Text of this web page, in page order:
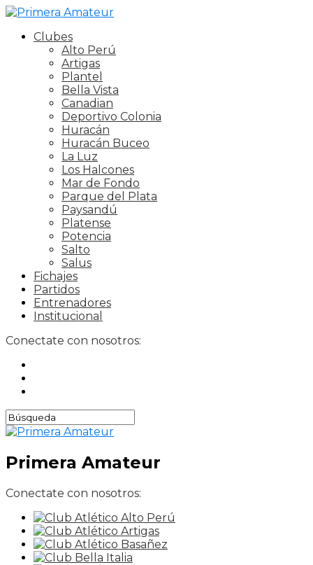
Clubes
Alto Perú
Artigas
Plantel
Bella Vista
Canadian
Deportivo Colonia
Huracán
Huracán Buceo
La Luz
Los Halcones
Mar de Fondo
Parque del Plata
Paysandú
Platense
Potencia
Salto
Salus
Fichajes
Partidos
Entrenadores
Institucional
Conectate con nosotros:
Primera Amateur
Conectate con nosotros: